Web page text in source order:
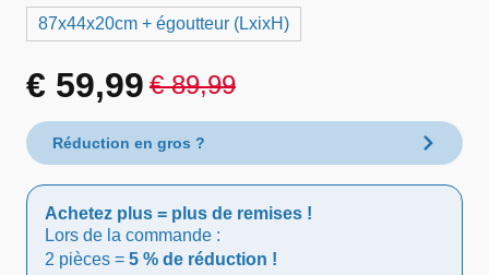
87x44x20cm + égoutteur (LxixH)
€89,99
Le
prix
initial
était :
€ 59,99
Le
prix
actuel
est :
Réduction en gros ?
Achetez plus = plus de remises !
Lors de la commande :
2 pièces = 5 % de réduction !